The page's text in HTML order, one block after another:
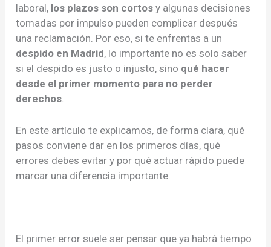
laboral, los plazos son cortos y algunas decisiones
tomadas por impulso pueden complicar después
una reclamación. Por eso, si te enfrentas a un
despido en Madrid, lo importante no es solo saber
si el despido es justo o injusto, sino qué hacer
desde el primer momento para no perder
derechos
En este artículo te explicamos, de forma clara, qué
pasos conviene dar en los primeros días, qué
errores debes evitar y por qué actuar rápido puede
marcar una diferencia importante.
El primer error suele ser pensar que ya habrá tiempo